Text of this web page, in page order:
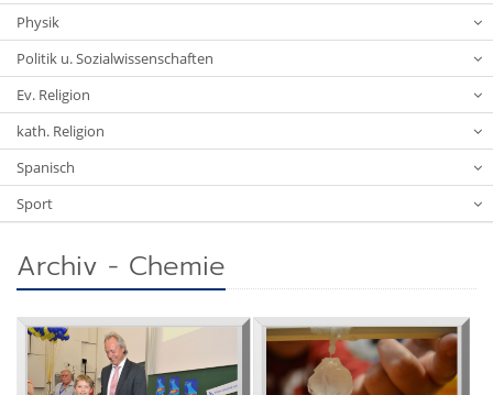
Physik
Politik u. Sozialwissenschaften
Ev. Religion
kath. Religion
Spanisch
Sport
Archiv - Chemie